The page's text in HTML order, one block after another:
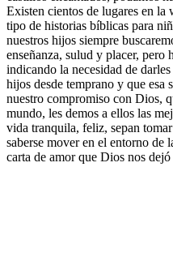
Existen cientos de lugares en la
tipo de historias bíblicas para
nuestros hijos siempre
enseñanza, sulud y placer, pero
indicando la necesidad de
hijos desde temprano y que esa
nuestro compromiso con Dios,
mundo, les demos a ellos las
vida tranquila, feliz, sepan
saberse mover en el entorno de
carta de amor que Dios nos